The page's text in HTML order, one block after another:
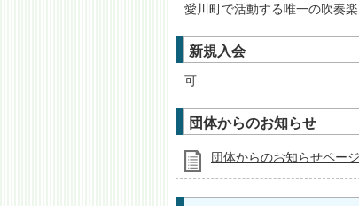
愛川町で活動する唯一の吹奏
新規入会
可
団体からのお知らせ
団体からのお知らせペー